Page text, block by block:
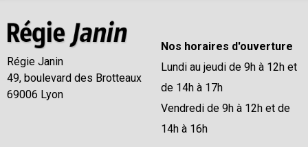
Régie Janin
49, boulevard des Brotteaux
69006 Lyon
Nos horaires d'ouverture
Lundi au jeudi de 9h à 12h et
de 14h à 17h
Vendredi de 9h à 12h et de
14h à 16h